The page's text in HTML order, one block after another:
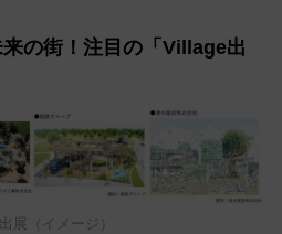
の街！注目の「Village出
展（イメージ）